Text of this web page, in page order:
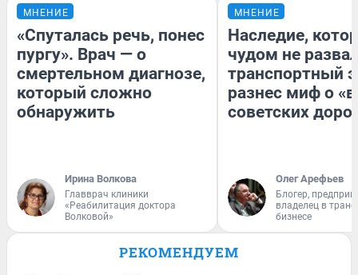
МНЕНИЕ
«Спуталась речь, понес
пургу». Врач — о
смертельном диагнозе,
который сложно
обнаружить
Ирина Волкова
Главврач клиники
«Реабилитация доктора
Волковой»
МНЕНИЕ
Наследие,
чудом не
транспортный
разнес миф о
советских
Олег Арефьев
Блогер,
владелец в
бизнесе
РЕКОМЕНДУЕМ